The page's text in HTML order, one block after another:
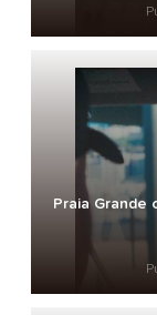
Praia Grande